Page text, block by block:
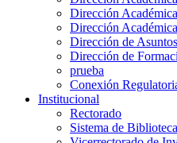
Dirección
Dirección
Dirección de
Dirección de
prueba
Conexión
Institucional
Rectorado
Sistema de